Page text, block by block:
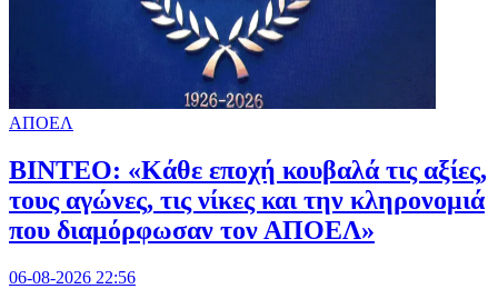
ΑΠΟΕΛ
ΒΙΝΤΕΟ: «Κάθε εποχή κουβαλά τις αξίες,
τους αγώνες, τις νίκες και την κληρονομιά
που διαμόρφωσαν τον ΑΠΟΕΛ»
06-08-2026 22:56